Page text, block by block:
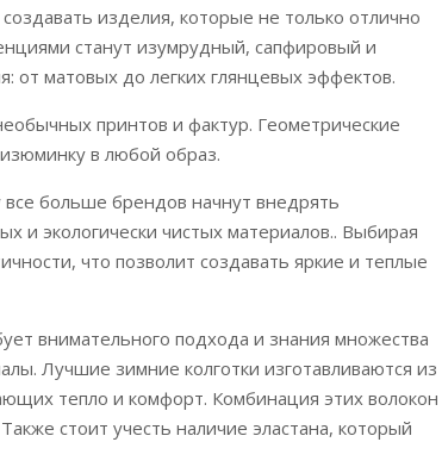
изделия, которые не только отлично
станут изумрудный, сапфировый и
от матовых до легких глянцевых эффектов.
принтов и фактур. Геометрические
в любой образ.
больше брендов начнут внедрять
и экологически чистых материалов.. Выбирая
что позволит создавать яркие и теплые
внимательного подхода и знания множества
Лучшие зимние колготки изготавливаются из
тепло и комфорт. Комбинация этих волокон
стоит учесть наличие эластана, который